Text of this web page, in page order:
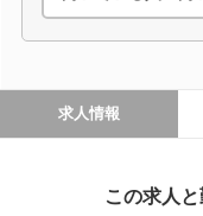
求人情報
この求人